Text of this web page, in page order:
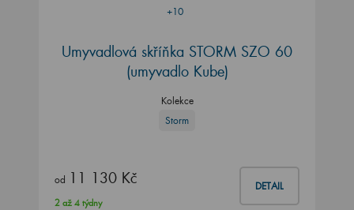
+10
Umyvadlová skříňka STORM SZO 60
(umyvadlo Kube)
Kolekce
Storm
od 11 130 Kč DETAIL
2 až 4 týdny